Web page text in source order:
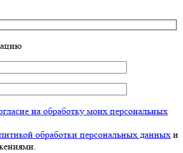
на обработку моих персональных
обработки персональных данных и